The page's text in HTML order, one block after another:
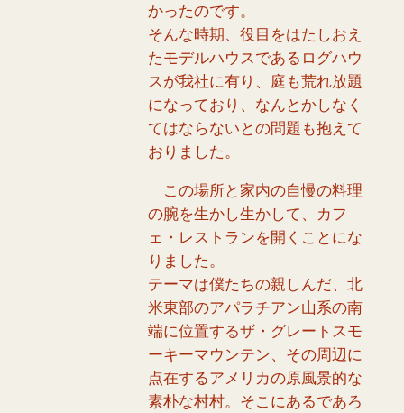
かったのです。
そんな時期、役目をはたしおえ
たモデルハウスであるログハウ
スが我社に有り、庭も荒れ放題
になっており、なんとかしなく
てはならないとの問題も抱えて
おりました。
この場所と家内の自慢の料理
の腕を生かし生かして、カフ
ェ・レストランを開くことにな
りました。
テーマは僕たちの親しんだ、北
米東部のアパラチアン山系の南
端に位置するザ・グレートスモ
ーキーマウンテン、その周辺に
点在するアメリカの原風景的な
素朴な村村。そこにあるであろ